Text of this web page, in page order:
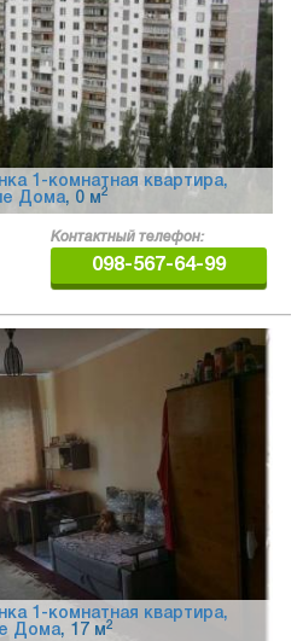
1-комнатная квартира,
Дома, 0 м2
Контактный телефон:
098-567-64-99
1-комнатная квартира,
Дома, 17 м 2